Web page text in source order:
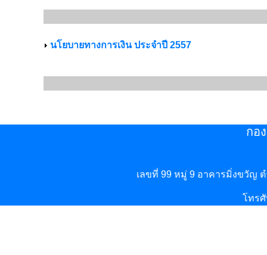
นโยบายทางการเงิน ประจำปี 2557
กอ
เลขที่ 99 หมู่ 9 อาคารมิ่งขวัญ
โทรศั